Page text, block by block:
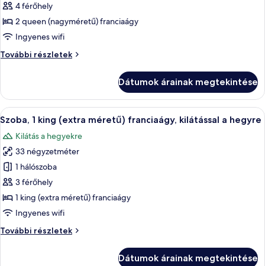
megtekintése:
Szoba
4 férőhely
2 queen (nagyméretű) franciaágy
Ingyenes wifi
További részletek
Szoba
Dátumok árainak megtekintése
A
következő
szoba
összes
képének
megtekintése:
Szoba,
1
(extra
Egy modern szállodai szoba,
7
Szoba, 1 king (extra méretű) franciaágy, kilátással a hegyre
Kilátás a hegyekre
33 négyzetméter
1 hálószoba
3 férőhely
1 king (extra méretű) franciaágy
Ingyenes wifi
További részletek
Szoba,
Dátumok árainak megtekintése